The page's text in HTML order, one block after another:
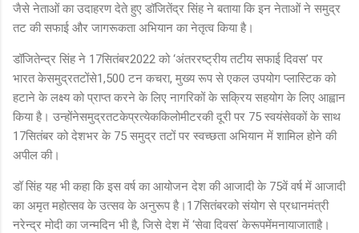
जैसे नेताओं का उदाहरण देते हुए डॉजितेंद्र सिंह ने बताया कि इन नेताओं ने समुद्र
तट की सफाई और जागरूकता अभियान का नेतृत्व किया है।
डॉजितेन्‍द्र सिंह ने 17सितंबर2022 को‘अंतररष्ट्रीय तटीय सफाई दिवस’ पर
भारत केसमुद्रतटोंसे1,500 टन कचरा, मुख्य रूप से एकल उपयोग प्लास्टिक को
हटाने के लक्ष्य को प्राप्त करने के लिए नागरिकों के सक्रिय सहयोग के लिए आह्वान
किया है। उन्होंनेसमुद्रतटकेप्रत्येककिलोमीटरकी दूरी पर 75 स्वयंसेवकों के साथ
17सितंबर को देशभर के 75 समुद्र तटों पर स्वच्छता अभियान में शामिल होने की
अपील की।
डॉ सिंह यह भी कहा कि इस वर्ष का आयोजन देश की आजादी के 75वें वर्ष में आजादी
का अमृत महोत्सव के उत्सव के अनुरूप है। 17सितंबरको संयोग से प्रधानमंत्री
नरेन्‍द्र मोदी का जन्मदिन भी है, जिसे देश में ‘सेवा दिवस’ केरूपमेंमनायाजाताहै।